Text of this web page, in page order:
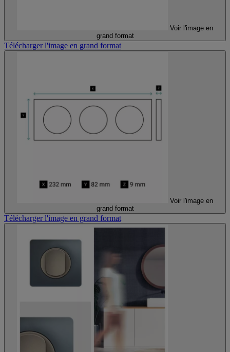
Voir l'image en
grand format
Télécharger l'image en grand format
Voir l'image en
grand format
Télécharger l'image en grand format